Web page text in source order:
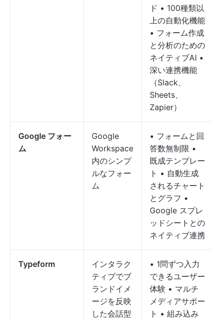
ド • 100種類以
上の自動化機能
• フォーム作成
と分析のための
ネイティブAI •
深い連携機能
（Slack、
Sheets、
Zapier）
Google フォー
ム
Google
Workspace
内のシンプ
ルなフォー
ム
• フォームと回
答数無制限 •
既成テンプレー
ト • 自動生成
されるチャート
とグラフ •
Google スプレ
ッドシートとの
ネイティブ連携
Typeform
インタラク
ティブでブ
ランドイメ
ージを反映
した会話型
• 1問ずつ入力
できるユーザー
体験 • マルチ
メディアサポー
ト • 組み込み